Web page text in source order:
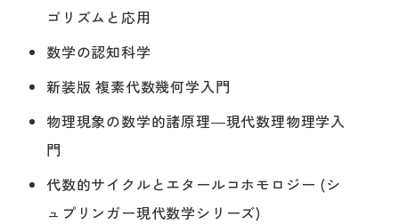
ゴリズムと応用
数学の認知科学
新装版 複素代数幾何学入門
物理現象の数学的諸原理―現代数理物理学入
門
代数的サイクルとエタールコホモロジー (シ
ュプリンガー現代数学シリーズ)